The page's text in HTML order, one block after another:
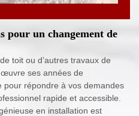
pour un changement de
toit ou d’autres travaux de
ses années de
pour répondre à vos demandes
rapide et accessible.
en installation est